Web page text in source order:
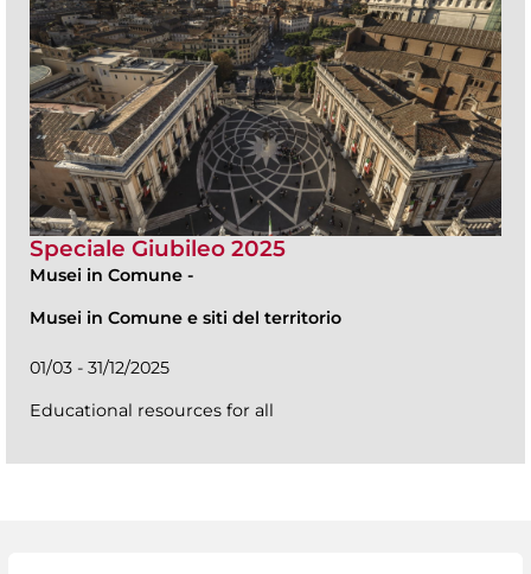
Speciale Giubileo 2025
Musei in Comune -
Musei in Comune e siti del territorio
01/03 - 31/12/2025
Educational resources for all